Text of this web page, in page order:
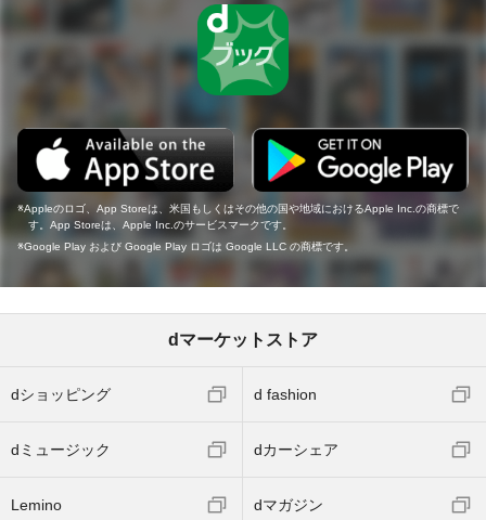
Appleのロゴ、App Storeは、米国もしくはその他の国や地域におけるApple Inc.の商標で
す。App Storeは、Apple Inc.のサービスマークです。
Google Play および Google Play ロゴは Google LLC の商標です。
dマーケットストア
dショッピング d fashion
dミュージック dカーシェア
Lemino dマガジン